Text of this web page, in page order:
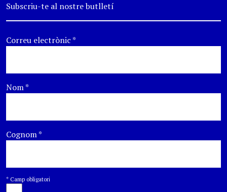
Subscriu-te al nostre butlletí
Correu electrònic*
Nom*
Cognom*
* Camp obligatori